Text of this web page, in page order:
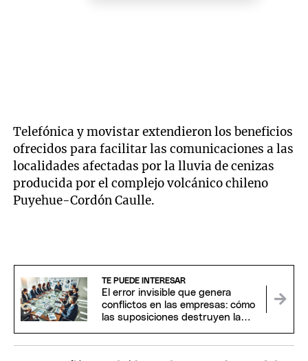
Telefónica y movistar extendieron los beneficios
ofrecidos para facilitar las comunicaciones a las
localidades afectadas por la lluvia de cenizas
producida por el complejo volcánico chileno
Puyehue-Cordón Caulle.
TE PUEDE INTERESAR
El error invisible que genera
conflictos en las empresas: cómo
las suposiciones destruyen la